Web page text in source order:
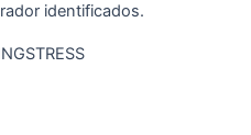
identificados.